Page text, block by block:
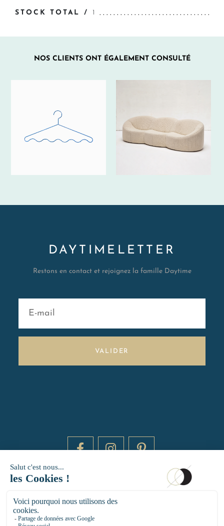
STOCK TOTAL / 1
NOS CLIENTS ONT ÉGALEMENT CONSULTÉ
DAYTIMELETTER
Restons en contact et rejoignez la famille Daytime
VALIDER